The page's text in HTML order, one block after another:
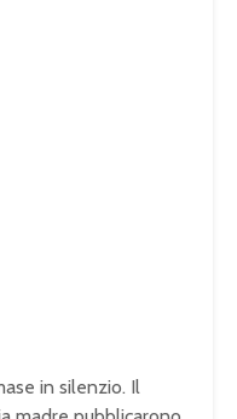
in silenzio. Il